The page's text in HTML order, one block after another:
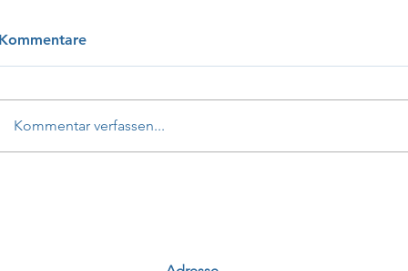
Kommentar verfassen...